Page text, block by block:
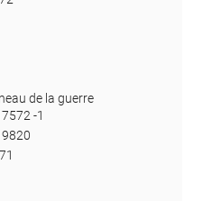
de la guerre
-1